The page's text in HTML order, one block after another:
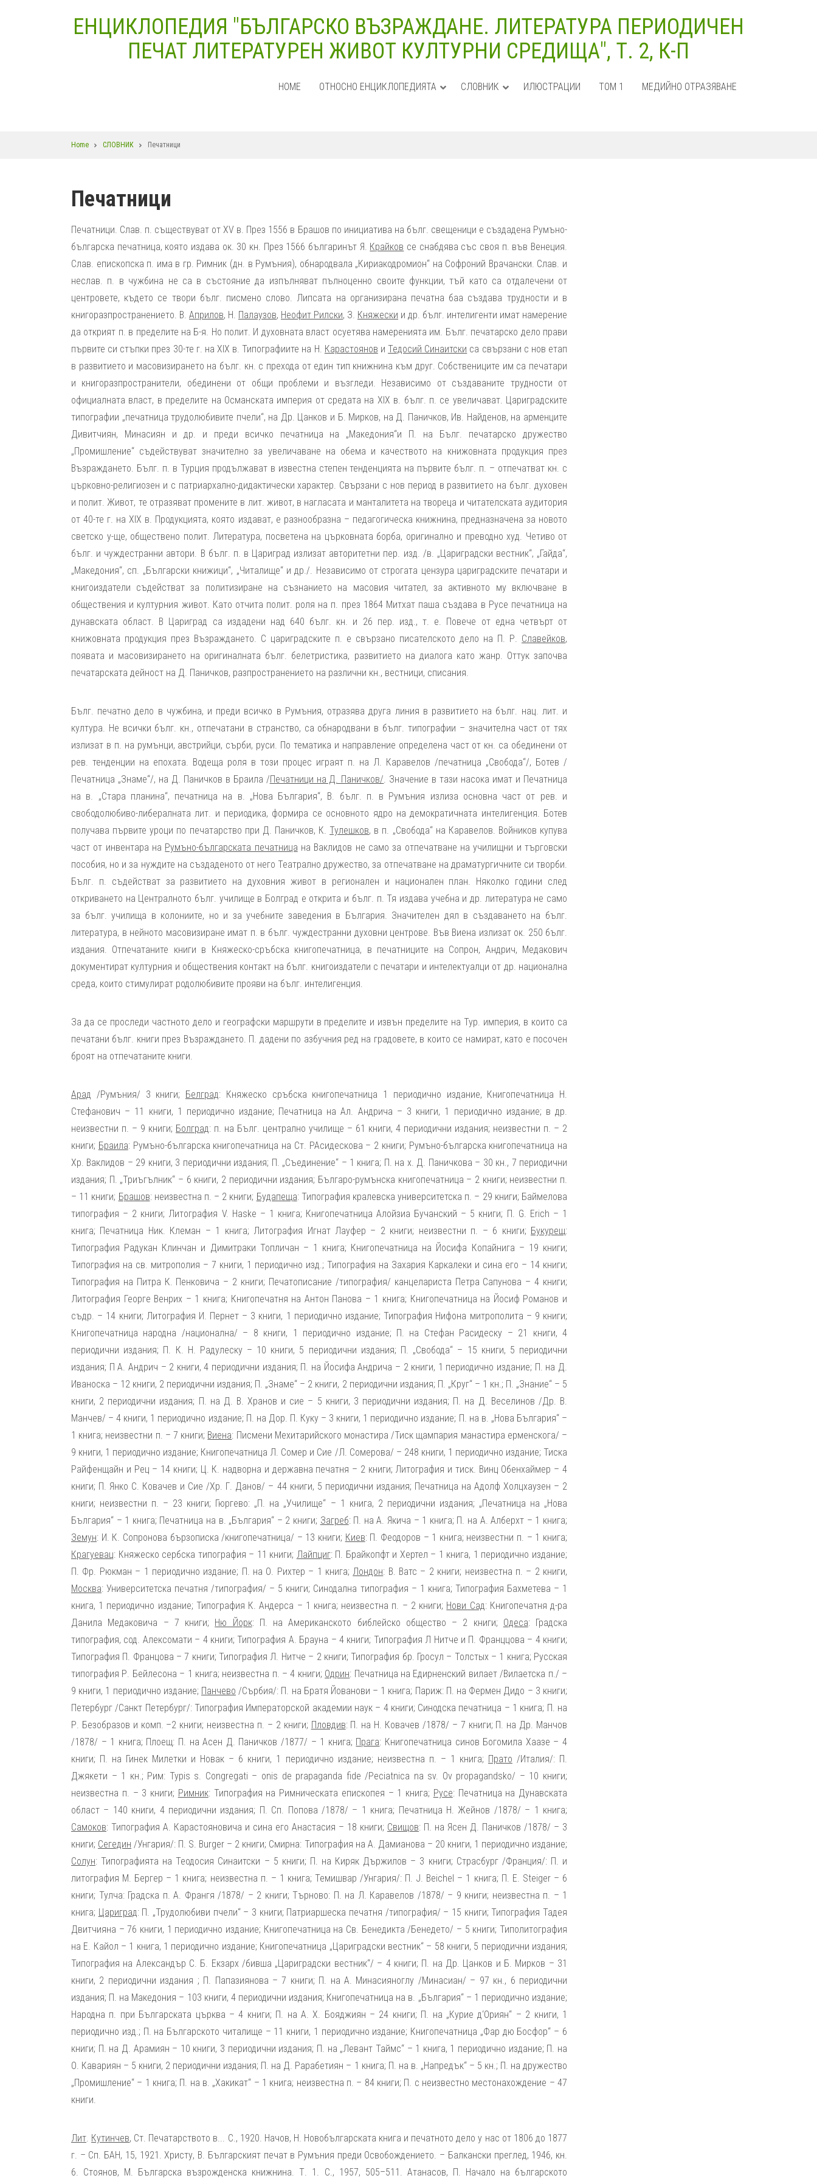
ЕНЦИКЛОПЕДИЯ "БЪЛГАРСКО ВЪЗРАЖДАНЕ. ЛИТЕРАТУРА ПЕРИОДИЧЕН
ПЕЧАТ ЛИТЕРАТУРЕН ЖИВОТ КУЛТУРНИ СРЕДИЩА", Т. 2, К-П
HOME ОТНОСНО ЕНЦИКЛОПЕДИЯТА СЛОВНИК ИЛЮСТРАЦИИ ТОМ 1 МЕДИЙНО ОТРАЗЯВАНЕ
Breadcrumb
Home СЛОВНИК Печатници
Печатници
Печатници. Слав. п. съществуват от XV в. През 1556 в Брашов по инициатива на бълг. свещеници е създадена Румъно-
българска печатница, която издава ок. 30 кн. През 1566 българинът Я. Крайков се снабдява със своя п. във Венеция.
Слав. епископска п. има в гр. Римник (дн. в Румъния), обнародвала „Кириакодромион“ на Софроний Врачански. Слав. и
неслав. п. в чужбина не са в състояние да изпълняват пълноценно своите функции, тъй като са отдалечени от
центровете, където се твори бълг. писмено слово. Липсата на организирана печатна баа създава трудности и в
книгоразпространението. В. Априлов, Н. Палаузов, Неофит Рилски, З. Княжески и др. бълг. интелигенти имат намерение
да открият п. в пределите на Б-я. Но полит. И духовната власт осуетява намеренията им. Бълг. печатарско дело прави
първите си стъпки през 30-те г. на XIX в. Типографиите на Н. Карастоянов и Тедосий Синаитски са свързани с нов етап
в развитието и масовизирането на бълг. кн. с прехода от един тип книжнина към друг. Собствениците им са печатари
и книгоразпространители, обединени от общи проблеми и възгледи. Независимо от създаваните трудности от
официалната власт, в пределите на Османската империя от средата на XIX в. бълг. п. се увеличават. Цариградските
типографии „печатница трудолюбивите пчели“, на Др. Цанков и Б. Мирков, на Д. Паничков, Ив. Найденов, на арменците
Дивитчиян, Минасиян и др. и преди всичко печатница на „Македония“и П. на Бълг. печатарско дружество
„Промишление“ съдействуват значително за увеличаване на обема и качеството на книжовната продукция през
Възраждането. Бълг. п. в Турция продължават в известна степен тенденцията на първите бълг. п. – отпечатват кн. с
църковно-религиозен и с патриархално-дидактически характер. Свързани с нов период в развитието на бълг. духовен
и полит. Живот, те отразяват промените в лит. живот, в нагласата и манталитета на твореца и читателската аудитория
от 40-те г. на XIX в. Продукцията, която издават, е разнообразна – педагогическа книжнина, предназначена за новото
светско у-ще, обществено полит. Литература, посветена на църковната борба, оригинално и преводно худ. Четиво от
бълг. и чуждестранни автори. В бълг. п. в Цариград излизат авторитетни пер. изд. /в. „Цариградски вестник“, „Гайда“,
„Македония“, сп. „Български книжици“, „Читалище“ и др./. Независимо от строгата цензура цариградските печатари и
книгоиздатели съдействат за политизиране на съзнанието на масовия читател, за активното му включване в
обществения и културния живот. Като отчита полит. роля на п. през 1864 Митхат паша създава в Русе печатница на
дунавската област. В Цариград са издадени над 640 бълг. кн. и 26 пер. изд., т. е. Повече от една четвърт от
книжовната продукция през Възраждането. С цариградските п. е свързано писателското дело на П. Р. Славейков,
появата и масовизирането на оригиналната бълг. белетристика, развитието на диалога като жанр. Оттук започва
печатарската дейност на Д. Паничков, разпространението на различни кн., вестници, списания.
Бълг. печатно дело в чужбина, и преди всичко в Румъния, отразява друга линия в развитието на бълг. нац. лит. и
култура. Не всички бълг. кн., отпечатани в странство, са обнародвани в бълг. типографии – значителна част от тях
излизат в п. на румънци, австрийци, сърби, руси. По тематика и направление определена част от кн. са обединени от
рев. тенденции на епохата. Водеща роля в този процес играят п. на Л. Каравелов /печатница „Свобода“/, Ботев /
Печатница „Знаме“/, на Д. Паничков в Браила /Печатници на Д. Паничков/. Значение в тази насока имат и Печатница
на в. „Стара планина“, печатница на в. „Нова България“, В. бълг. п. в Румъния излиза основна част от рев. и
свободолюбиво-либералната лит. и периодика, формира се основното ядро на демократичната интелигенция. Ботев
получава първите уроци по печатарство при Д. Паничков, К. Тулешков, в п. „Свобода“ на Каравелов. Войников купува
част от инвентара на Румъно-българската печатница на Ваклидов не само за отпечатване на училищни и търговски
пособия, но и за нуждите на създаденото от него Театрално дружество, за отпечатване на драматургичните си творби.
Бълг. п. съдействат за развитието на духовния живот в регионален и национален план. Няколко години след
откриването на Централното бълг. училище в Болград е открита и бълг. п. Тя издава учебна и др. литература не само
за бълг. училища в колониите, но и за учебните заведения в България. Значителен дял в създаването на бълг.
литература, в нейното масовизиране имат п. в бълг. чуждестранни духовни центрове. Във Виена излизат ок. 250 бълг.
издания. Отпечатаните книги в Княжеско-сръбска книгопечатница, в печатниците на Сопрон, Андрич, Медакович
документират културния и обществения контакт на бълг. книгоиздатели с печатари и интелектуалци от др. национална
среда, които стимулират родолюбивите прояви на бълг. интелигенция.
За да се проследи частното дело и географски маршрути в пределите и извън пределите на Тур. империя, в които са
печатани бълг. книги през Възраждането. П. дадени по азбучния ред на градовете, в които се намират, като е посочен
броят на отпечатаните книги.
Арад /Румъния/ 3 книги; Белград: Княжеско сръбска книгопечатница 1 периодично издание, Книгопечатница Н.
Стефанович – 11 книги, 1 периодично издание; Печатница на Ал. Андрича – 3 книги, 1 периодично издание; в др.
неизвестни п. – 9 книги; Болград: п. на Бълг. централно училище – 61 книги, 4 периодични издания; неизвестни п. – 2
книги; Браила: Румъно-българска книгопечатница на Ст. РАсидескова – 2 книги; Румъно-българска книгопечатница на
Хр. Ваклидов – 29 книги, 3 периодични издания; П. „Съединение“ – 1 книга; П. на х. Д. Паничкова – 30 кн., 7 периодични
издания; П. „Триъгълник“ – 6 книги, 2 периодични издания; Българо-румънска книгопечатница – 2 книги; неизвестни п.
– 11 книги; Брашов: неизвестна п. – 2 книги; Будапеща: Типография кралевска университетска п. – 29 книги; Баймелова
типография – 2 книги; Литография V. Haske – 1 книга; Книгопечатница Алойзиа Бучанский – 5 книги; П. G. Erich – 1
книга; Печатница Ник. Клеман – 1 книга; Литография Игнат Лауфер – 2 книги; неизвестни п. – 6 книги; Букурещ:
Типография Радукан Клинчан и Димитраки Топличан – 1 книга; Книгопечатница на Йосифа Копайнига – 19 книги;
Типография на св. митрополия – 7 книги, 1 периодично изд.; Типография на Захария Каркалеки и сина его – 14 книги;
Типография на Питра К. Пенковича – 2 книги; Печатописание /типография/ канцелариста Петра Сапунова – 4 книги;
Литография Георге Венрих – 1 книга; Книгопечатня на Антон Панова – 1 книга; Книгопечатница на Йосиф Романов и
съдр. – 14 книги; Литография И. Пернет – 3 книги, 1 периодично издание; Типография Нифона митрополита – 9 книги;
Книгопечатница народна /национална/ – 8 книги, 1 периодично издание; П. на Стефан Расидеску – 21 книги, 4
периодични издания; П. К. Н. Радулеску – 10 книги, 5 периодични издания; П. „Свобода“ – 15 книги, 5 периодични
издания; П А. Андрич – 2 книги, 4 периодични издания; П. на Йосифа Андрича – 2 книги, 1 периодично издание; П. на Д.
Иваноска – 12 книги, 2 периодични издания; П. „Знаме“ – 2 книги, 2 периодични издания; П. „Круг“ – 1 кн.; П. „Знание“ – 5
книги, 2 периодични издания; П. на Д. В. Хранов и сие – 5 книги, 3 периодични издания; П. на Д. Веселинов /Др. В.
Манчев/ – 4 книги, 1 периодично издание; П. на Дор. П. Куку – 3 книги, 1 периодично издание; П. на в. „Нова България“ –
1 книга; неизвестни п. – 7 книги; Виена: Писмени Мехитарийского монастира /Тиск щампария манастира ерменскога/ –
9 книги, 1 периодично издание; Книгопечатница Л. Сомер и Сие /Л. Сомерова/ – 248 книги, 1 периодично издание; Тиска
Райфенщайн и Рец – 14 книги; Ц. К. надворна и державна печатня – 2 книги; Литография и тиск. Винц Обенхаймер – 4
книги; П. Янко С. Ковачев и Сие /Хр. Г. Данов/ – 44 книги, 5 периодични издания; Печатница на Адолф Холцхаузен – 2
книги; неизвестни п. – 23 книги; Гюргево: „П. на „Училище“ – 1 книга, 2 периодични издания; „Печатница на „Нова
България“ – 1 книга; Печатница на в. „България“ – 2 книги; Загреб: П. на А. Якича – 1 книга; П. на А. Алберхт – 1 книга;
Земун: И. К. Сопронова бързописка /книгопечатница/ – 13 книги; Киев: П. Феодоров – 1 книга; неизвестни п. – 1 книга;
Крагуевац: Княжеско сербска типография – 11 книги; Лайпциг: П. Брайкопфт и Хертел – 1 книга, 1 периодично издание;
П. Фр. Рюкман – 1 периодично издание; П. на О. Рихтер – 1 книга; Лондон: В. Ватс – 2 книги; неизвестна п. – 2 книги,
Москва: Университетска печатня /типография/ – 5 книги; Синодална типография – 1 книга; Типография Бахметева – 1
книга, 1 периодично издание; Типография К. Андерса – 1 книга; неизвестна п. – 2 книги; Нови Сад: Книгопечатня д-ра
Данила Медаковича – 7 книги; Ню Йорк: П. на Американското библейско общество – 2 книги; Одеса: Градска
типография, сод. Алексомати – 4 книги; Типография А. Брауна – 4 книги; Типография Л Нитче и П. Франццова – 4 книги;
Типография П. Францова – 7 книги; Типография Л. Нитче – 2 книги; Типография бр. Гросул – Толстых – 1 книга; Русская
типография Р. Бейлесона – 1 книга; неизвестна п. – 4 книги; Одрин: Печатница на Едирненский вилает /Вилаетска п./ –
9 книги, 1 периодично издание; Панчево /Сърбия/: П. на Братя Йованови – 1 книга; Париж: П. на Фермен Дидо – 3 книги;
Петербург /Санкт Петербург/: Типография Императорской академии наук – 4 книги; Синодска печатница – 1 книга; П. на
Р. Безобразов и комп. –2 книги; неизвестна п. – 2 книги; Пловдив: П. на Н. Ковачев /1878/ – 7 книги; П. на Др. Манчов
/1878/ – 1 книга; Плоещ: П. на Асен Д. Паничков /1877/ – 1 книга; Прага: Книгопечатница синов Богомила Хаазе – 4
книги; П. на Гинек Милетки и Новак – 6 книги, 1 периодично издание; неизвестна п. – 1 книга; Прато /Италия/: П.
Джякети – 1 кн.; Рим: Typis s. Congregati – onis de prapaganda fide /Peciatnica na sv. Ov propagandsko/ – 10 книги;
неизвестна п. – 3 книги; Римник: Типография на Римническата епископея – 1 книга; Русе: Печатница на Дунавската
област – 140 книги, 4 периодични издания; П. Сп. Попова /1878/ – 1 книга; Печатница Н. Жейнов /1878/ – 1 книга;
Самоков: Типография А. Карастояновича и сина его Анастасия – 18 книги; Свищов: П. на Ясен Д. Паничков /1878/ – 3
книги; Сегедин /Унгария/: П. S. Burger – 2 книги; Смирна: Типография на А. Дамианова – 20 книги, 1 периодично издание;
Солун: Типографията на Теодосия Синаитски – 5 книги; П. на Киряк Държилов – 3 книги; Страсбург /Франция/: П. и
литография М. Бергер – 1 книга; неизвестна п. – 1 книга; Темишвар /Унгария/: П. J. Beichel – 1 книга; П. E. Steiger – 6
книги; Тулча: Градска п. А. Франгя /1878/ – 2 книги; Търново: П. на Л. Каравелов /1878/ – 9 книги; неизвестна п. – 1
книга; Цариград: П. „Трудолюбиви пчели“ – 3 книги; Патриаршеска печатня /типография/ – 15 книги; Типография Тадея
Двитчияна – 76 книги, 1 периодично издание; Книгопечатница на Св. Бенедикта /Бенедето/ – 5 книги; Типолитография
на Е. Кайол – 1 книга, 1 периодично издание; Книгопечатница „Цариградски вестник“ – 58 книги, 5 периодични издания;
Типография на Александър С. Б. Екзарх /бивша „Цариградски вестник“/ – 4 книги; П. на Др. Цанков и Б. Мирков – 31
книги, 2 периодични издания ; П. Папазиянова – 7 книги; П. на А. Минасияноглу /Минасиан/ – 97 кн., 6 периодични
издания; П. на Македония – 103 книги, 4 периодични издания; Книгопечатница на в. „България“ – 1 периодично издание;
Народна п. при Българската църква – 4 книги; П. на А. Х. Бояджиян – 24 книги; П. на „Курие д‘Ориян“ – 2 книги, 1
периодично изд.; П. на Българското читалище – 11 книги, 1 периодично издание; Книгопечатница „Фар дю Босфор“ – 6
книги; П. на Д. Арамиян – 10 книги, 3 периодични издания; П. на „Левант Таймс“ – 1 книга, 1 периодично издание; П. на
О. Кавариян – 5 книги, 2 периодични издания; П. на Д. Рарабетиян – 1 книга; П. на в. „Напредък“ – 5 кн.; П. на дружество
„Промишление“ – 1 книга; П. на в. „Хакикат“ – 1 книга; неизвестна п. – 84 книги; П. с неизвестно местонахождение – 47
книги.
Лит. Кутинчев, Ст. Печатарството в... С., 1920. Начов, Н. Новобългарската книга и печатното дело у нас от 1806 до 1877
г. – Сп. БАН, 15, 1921. Христу, В. Българският печат в Румъния преди Освобождението. – Балкански преглед, 1946, кн.
6. Стоянов, М. Българска възрожденска книжнина. Т. 1. С., 1957, 505–511. Атанасов, П. Начало на българското